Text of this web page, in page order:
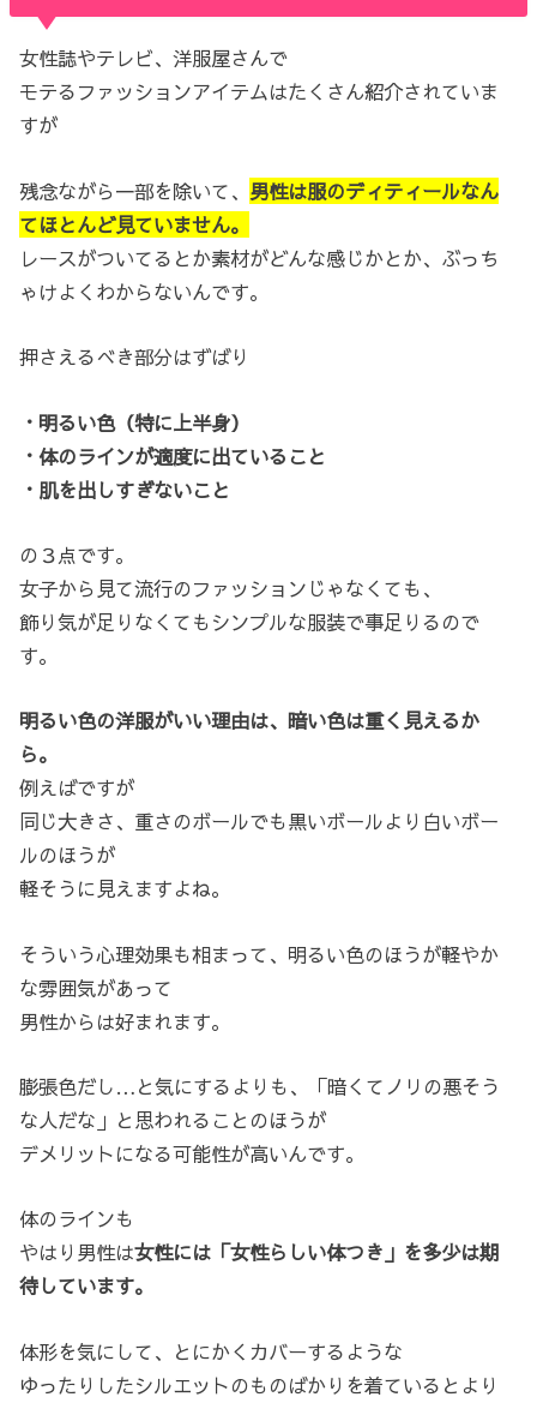
女性誌やテレビ、洋服屋さんで
モテるファッションアイテムはたくさん紹介されていま
すが
残念ながら一部を除いて、 男性は服のディティールなん
てほとんど見ていません。
レースがついてるとか素材がどんな感じかとか、ぶっち
ゃけよくわからないんです。
押さえるべき部分はずばり
・明るい色（特に上半身）
・体のラインが適度に出ていること
・肌を出しすぎないこと
の３点です。
女子から見て流行のファッションじゃなくても、
飾り気が足りなくてもシンプルな服装で事足りるので
す。
明るい色の洋服がいい理由は、暗い色は重く見えるか
ら。
例えばですが
同じ大きさ、重さのボールでも黒いボールより白いボー
ルのほうが
軽そうに見えますよね。
そういう心理効果も相まって、明るい色のほうが軽やか
な雰囲気があって
男性からは好まれます。
膨張色だし…と気にするよりも、「暗くてノリの悪そう
な人だな」と思われることのほうが
デメリットになる可能性が高いんです。
体のラインも
やはり男性は女性には「女性らしい体つき」を多少は期
待しています。
体形を気にして、とにかくカバーするような
ゆったりしたシルエットのものばかりを着ているとより